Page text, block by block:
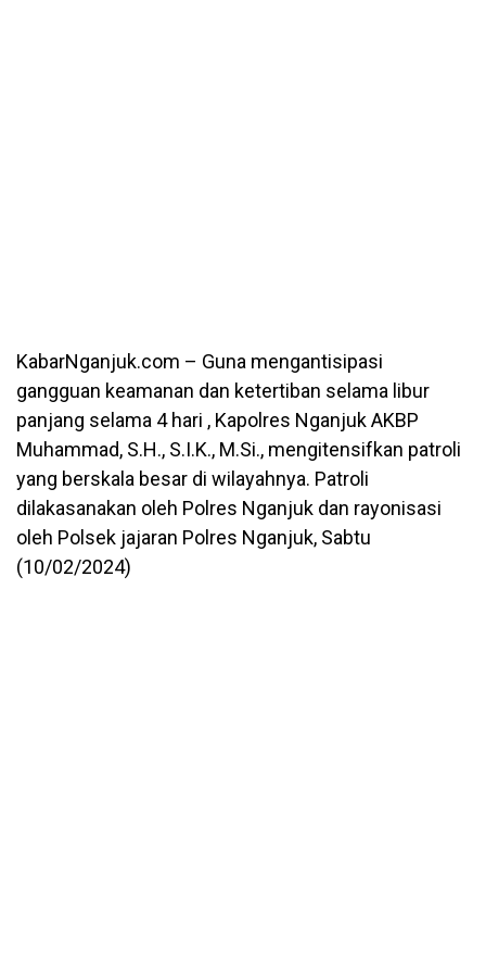
KabarNganjuk.com – Guna mengantisipasi
gangguan keamanan dan ketertiban selama libur
panjang selama 4 hari , Kapolres Nganjuk AKBP
Muhammad, S.H., S.I.K., M.Si., mengitensifkan patroli
yang berskala besar di wilayahnya. Patroli
dilakasanakan oleh Polres Nganjuk dan rayonisasi
oleh Polsek jajaran Polres Nganjuk, Sabtu
(10/02/2024)